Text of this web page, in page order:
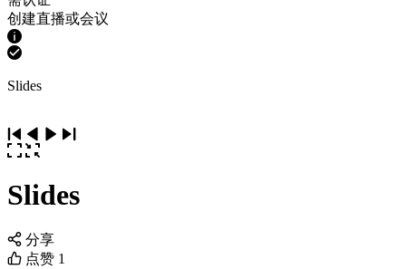
创建直播或会议
Slides
Slides
分享
点赞 1